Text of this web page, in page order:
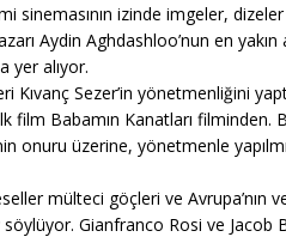
sinemasının izinde imgeler,
Aydin Aghdashloo’nun en yakın
yer alıyor.
Sezer’in yönetmenliğini
film Babamın Kanatları filminden.
onuru üzerine, yönetmenle
mülteci göçleri ve Avrupa’nın ve
Gianfranco Rosi ve Jacob